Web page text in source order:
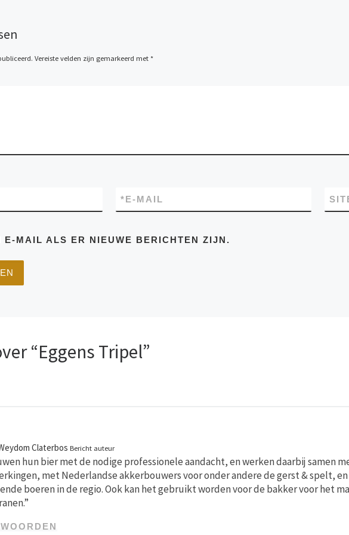
Vereiste velden zijn gemarkeerd met *
E-MAIL
*
E-MAIL ALS ER NIEUWE BERICHTEN ZIJN.
“Eggens Tripel”
Claterbos Bericht auteur
hun bier met de nodige professionele aandacht, en werken daarbij samen
met Nederlandse akkerbouwers voor onder andere de gerst & spelt,
boeren in de regio. Ook kan het gebruikt worden voor de bakker voor het